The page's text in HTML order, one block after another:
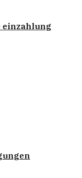
einzahlung